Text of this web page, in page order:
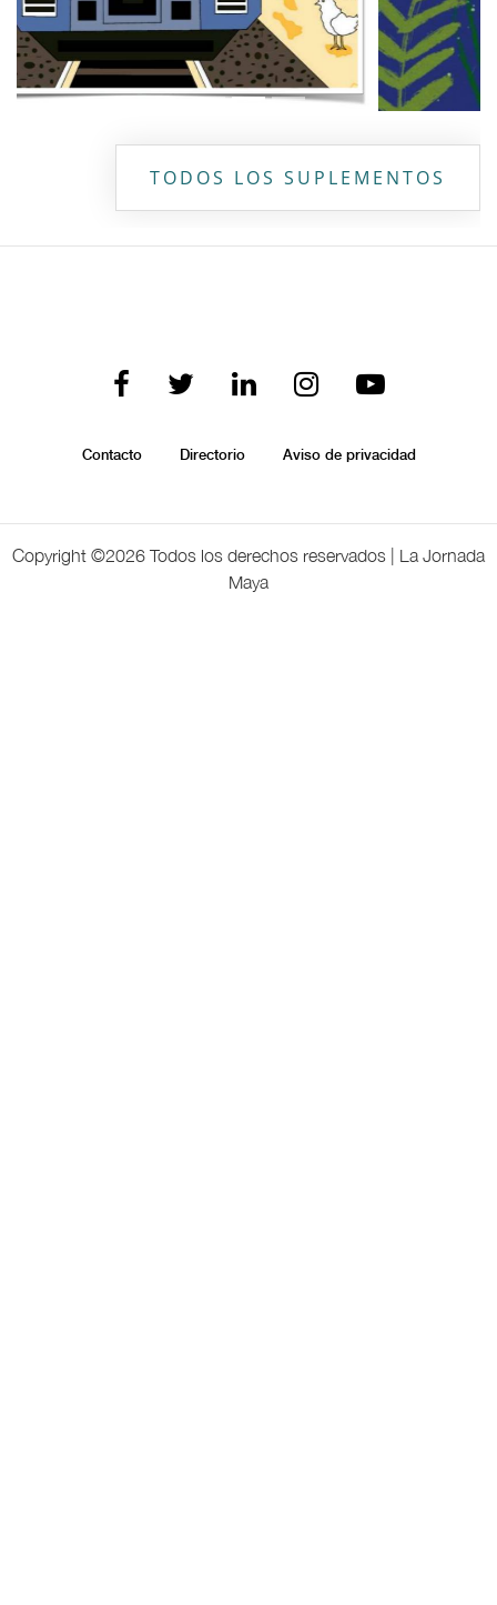
TODOS LOS SUPLEMENTOS
Contacto Directorio Aviso de privacidad
Copyright ©2026 Todos los derechos reservados | La Jornada
Maya